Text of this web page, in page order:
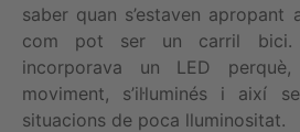
saber quan s’estaven apropant
com pot ser un carril
incorporava un LED
moviment, s’il·luminés i així
situacions de poca lluminositat.